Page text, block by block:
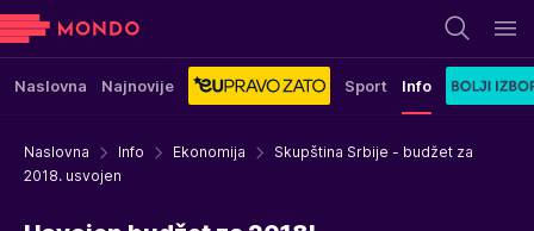
Naslovna Najnovije Sport Info
Naslovna Info Ekonomija
Skupština Srbije - budžet za
2018. usvojen